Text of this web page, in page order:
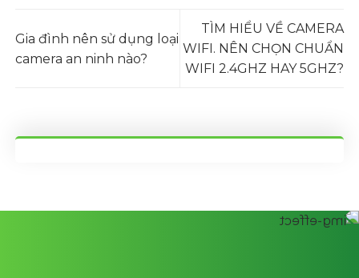
Gia đình nên sử dụng loại
camera an ninh nào?
TÌM HIỂU VỀ CAMERA
WIFI. NÊN CHỌN CHUẨN
WIFI 2.4GHZ HAY 5GHZ?